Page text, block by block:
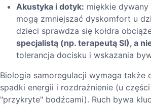
Akustyka i dotyk: miękkie dywany
mogą zmniejszać dyskomfort u
dzieci sprawdza się kołdra
specjalistą (np. terapeutą SI), a
tolerancja docisku i wskazania
Biologia samoregulacji wymaga także
spadki energii i rozdrażnienie (u
"przykryte" bodźcami). Ruch bywa